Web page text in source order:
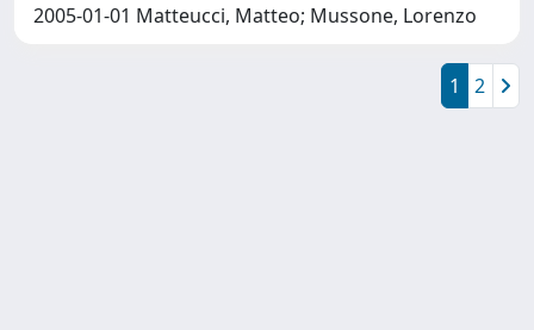
2005-01-01 Matteucci, Matteo; Mussone, Lorenzo
1 2